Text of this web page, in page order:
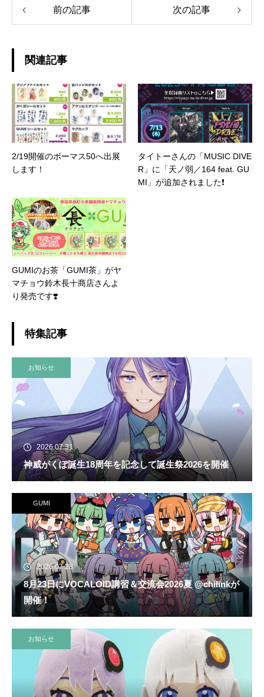
前の記事 次の記事
関連記事
2/19開催のボーマス50へ出展
します！
タイトーさんの「MUSIC DIVE
R」に「天ノ弱／164 feat. GU
MI」が追加されました❗️
GUMIのお茶「GUMI茶」がヤ
マチョウ鈴木長十商店さんよ
り発売です❣️
特集記事
お知らせ
2026.07.31
神威がくぽ誕生18周年を記念して誕生祭2026を開催
GUMI
2026.07.28
8月23日にVOCALOID講習＆交流会2026夏 @chilinkが
開催！
お知らせ